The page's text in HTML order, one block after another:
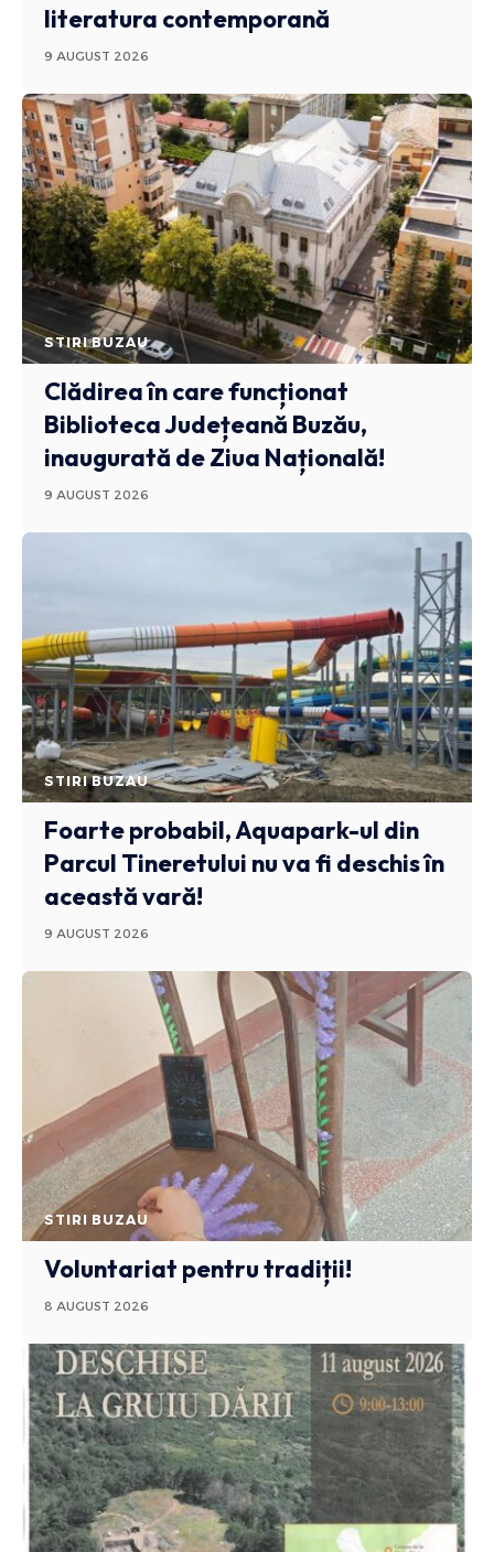
literatura contemporană
9 AUGUST 2026
STIRI BUZAU
Clădirea în care funcționat
Biblioteca Județeană Buzău,
inaugurată de Ziua Națională!
9 AUGUST 2026
STIRI BUZAU
Foarte probabil, Aquapark-ul din
Parcul Tineretului nu va fi deschis în
această vară!
9 AUGUST 2026
STIRI BUZAU
Voluntariat pentru tradiții!
8 AUGUST 2026